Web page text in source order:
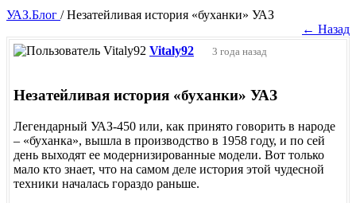
УАЗ.Блог / Незатейливая история «буханки» УАЗ
← Назад
Vitaly92
3 года назад
Незатейливая история «буханки» УАЗ
Легендарный УАЗ-450 или, как принято говорить в народе
– «буханка», вышла в производство в 1958 году, и по сей
день выходят ее модернизированные модели. Вот только
мало кто знает, что на самом деле история этой чудесной
техники началась гораздо раньше.